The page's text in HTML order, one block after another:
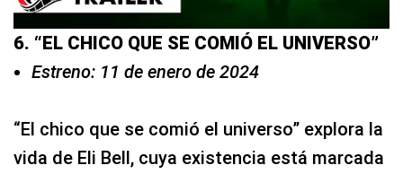
6. “EL CHICO QUE SE COMIÓ EL UNIVERSO”
Estreno: 11 de enero de 2024
“El chico que se comió el universo” explora la
vida de Eli Bell, cuya existencia está marcada